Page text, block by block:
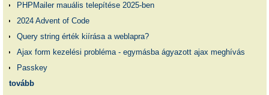
PHPMailer mauális telepítése 2025-ben
2024 Advent of Code
Query string érték kiírása a weblapra?
Ajax form kezelési probléma - egymásba ágyazott ajax meghívás
Passkey
tovább